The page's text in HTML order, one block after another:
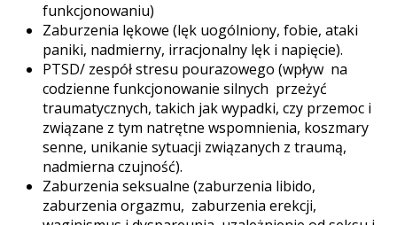
funkcjonowaniu)
Zaburzenia lękowe (lęk uogólniony, fobie, ataki
paniki, nadmierny, irracjonalny lęk i napięcie).
PTSD/ zespół stresu pourazowego (wpływ na
codzienne funkcjonowanie silnych przeżyć
traumatycznych, takich jak wypadki, czy przemoc i
związane z tym natrętne wspomnienia, koszmary
senne, unikanie sytuacji związanych z traumą,
nadmierna czujność).
Zaburzenia seksualne (zaburzenia libido,
zaburzenia orgazmu, zaburzenia erekcji,